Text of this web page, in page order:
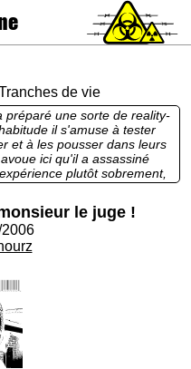
de vie
préparé une sorte de reality-
il s'amuse à tester
et à les pousser dans leurs
ici qu'il a assassiné
plutôt sobrement,
loin des films américains,
le juge !
2006